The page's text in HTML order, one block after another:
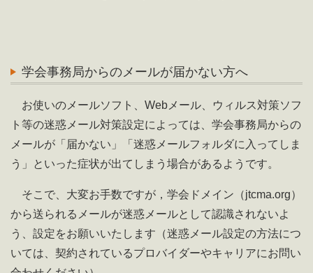
学会事務局からのメールが届かない方へ
お使いのメールソフト、Webメール、ウィルス対策ソフ
ト等の迷惑メール対策設定によっては、学会事務局からの
メールが「届かない」「迷惑メールフォルダに入ってしま
う」といった症状が出てしまう場合があるようです。
そこで、大変お手数ですが，学会ドメイン（jtcma.org）
から送られるメールが迷惑メールとして認識されないよ
う、設定をお願いいたします（迷惑メール設定の方法につ
いては、契約されているプロバイダーやキャリアにお問い